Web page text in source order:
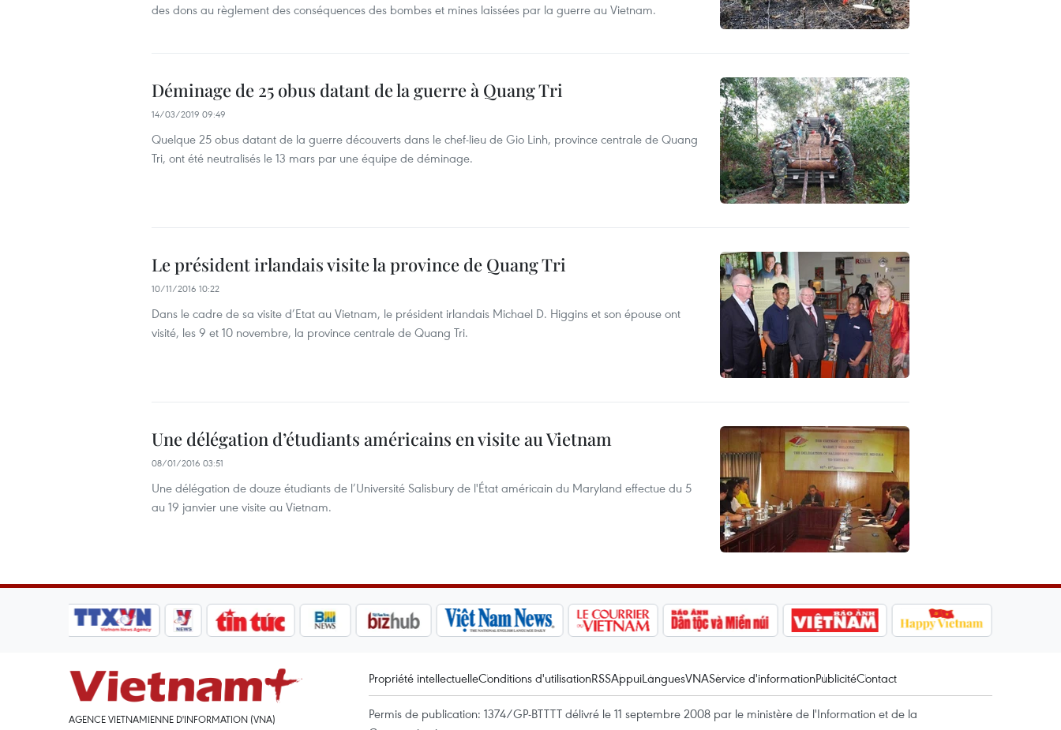
des dons au règlement des conséquences des bombes et mines laissées par la guerre au Vietnam.
Déminage de 25 obus datant de la guerre à Quang Tri
14/03/2019 09:49
Quelque 25 obus datant de la guerre découverts dans le chef-lieu de Gio Linh, province centrale de Quang
Tri, ont été neutralisés le 13 mars par une équipe de déminage.
Le président irlandais visite la province de Quang Tri
10/11/2016 10:22
Dans le cadre de sa visite d’Etat au Vietnam, le président irlandais Michael D. Higgins et son épouse ont
visité, les 9 et 10 novembre, la province centrale de Quang Tri.
Une délégation d’étudiants américains en visite au Vietnam
08/01/2016 03:51
Une délégation de douze étudiants de l’Université Salisbury de l'État américain du Maryland effectue du 5
au 19 janvier une visite au Vietnam.
AGENCE VIETNAMIENNE D'INFORMATION (VNA)
Propriété intellectuelleConditions d'utilisationRSSAppuiLanguesVNAService d'informationPublicitéContact
Permis de publication: 1374/GP-BTTTT délivré le 11 septembre 2008 par le ministère de l'Information et de la